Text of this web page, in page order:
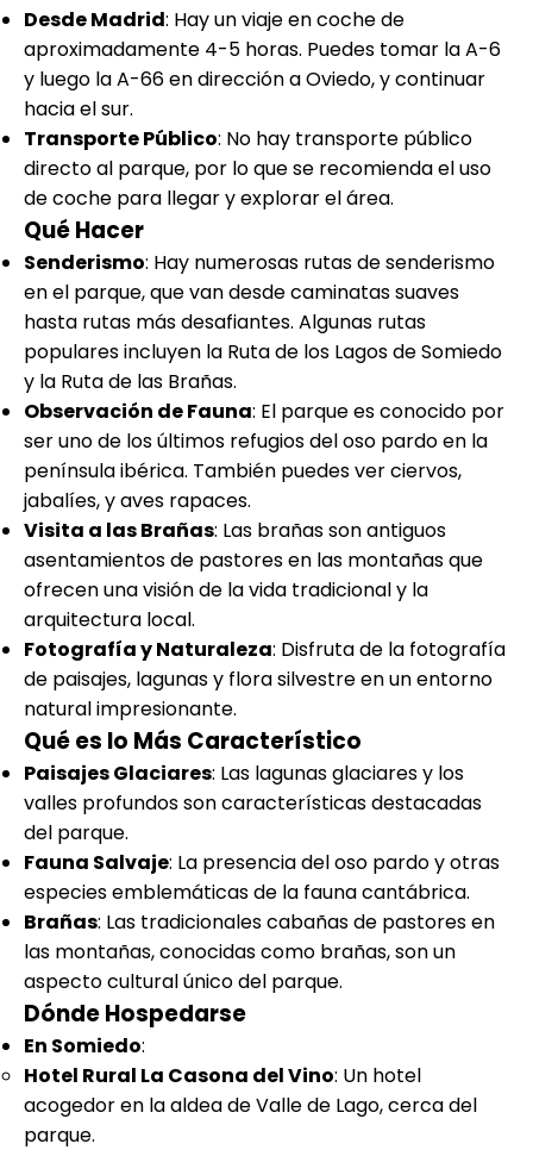
Desde Madrid: Hay un viaje en coche de
aproximadamente 4-5 horas. Puedes tomar la A-6
y luego la A-66 en dirección a Oviedo, y continuar
hacia el sur.
Transporte Público: No hay transporte público
directo al parque, por lo que se recomienda el uso
de coche para llegar y explorar el área.
Qué Hacer
Senderismo: Hay numerosas rutas de senderismo
en el parque, que van desde caminatas suaves
hasta rutas más desafiantes. Algunas rutas
populares incluyen la Ruta de los Lagos de Somiedo
y la Ruta de las Brañas.
Observación de Fauna: El parque es conocido por
ser uno de los últimos refugios del oso pardo en la
península ibérica. También puedes ver ciervos,
jabalíes, y aves rapaces.
Visita a las Brañas: Las brañas son antiguos
asentamientos de pastores en las montañas que
ofrecen una visión de la vida tradicional y la
arquitectura local.
Fotografía y Naturaleza: Disfruta de la fotografía
de paisajes, lagunas y flora silvestre en un entorno
natural impresionante.
Qué es lo Más Característico
Paisajes Glaciares: Las lagunas glaciares y los
valles profundos son características destacadas
del parque.
Fauna Salvaje: La presencia del oso pardo y otras
especies emblemáticas de la fauna cantábrica.
Brañas: Las tradicionales cabañas de pastores en
las montañas, conocidas como brañas, son un
aspecto cultural único del parque.
Dónde Hospedarse
En Somiedo:
Hotel Rural La Casona del Vino: Un hotel
acogedor en la aldea de Valle de Lago, cerca del
parque.